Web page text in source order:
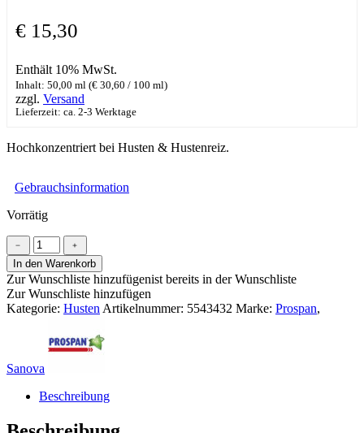
€ 15,30
Enthält 10% MwSt.
Inhalt: 50,00 ml (€ 30,60 / 100 ml)
zzgl. Versand
Lieferzeit: ca. 2-3 Werktage
Hochkonzentriert bei Husten & Hustenreiz.
Gebrauchsinformation
Vorrätig
Prospan®
Hustentropfen
Menge
﹣
﹢
In den Warenkorb
Zur Wunschliste hinzufügenist bereits in der Wunschliste
Zur Wunschliste hinzufügen
Kategorie: Husten Artikelnummer: 5543432 Marke: Prospan,
Sanova
Beschreibung